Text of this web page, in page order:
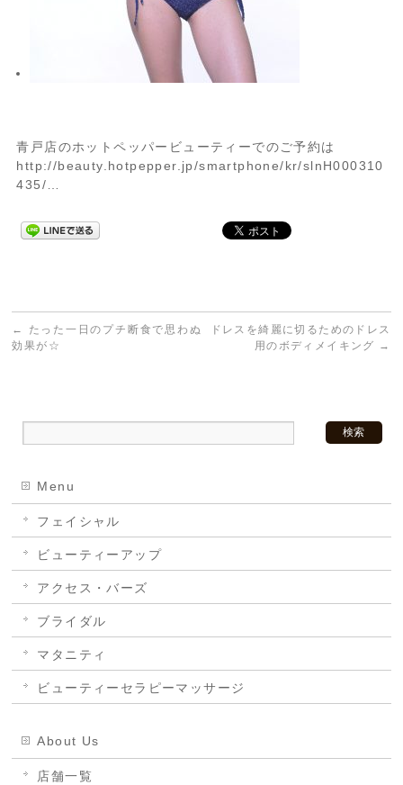
青戸店のホットペッパービューティーでのご予約は
http://beauty.hotpepper.jp/smartphone/kr/slnH000310
435/…
←
たった一日のプチ断食で思わぬ
効果が☆
ドレスを綺麗に切るためのドレス
用のボディメイキング →
Menu
フェイシャル
ビューティーアップ
アクセス・バーズ
ブライダル
マタニティ
ビューティーセラピーマッサージ
About Us
店舗一覧